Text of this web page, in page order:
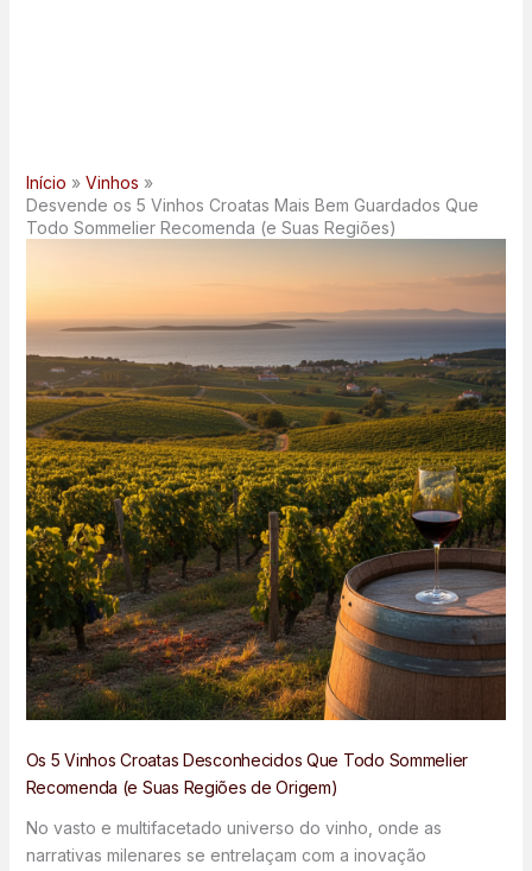
Início
Vinhos
Desvende os 5 Vinhos Croatas Mais Bem Guardados Que
Todo Sommelier Recomenda (e Suas Regiões)
Os 5 Vinhos Croatas Desconhecidos Que Todo Sommelier
Recomenda (e Suas Regiões de Origem)
No vasto e multifacetado universo do vinho, onde as
narrativas milenares se entrelaçam com a inovação